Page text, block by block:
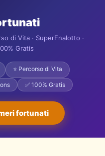
di Vita · SuperEnalotto ·
Gratis
⭐ Percorso di Vita
✅ 100% Gratis
fortunati